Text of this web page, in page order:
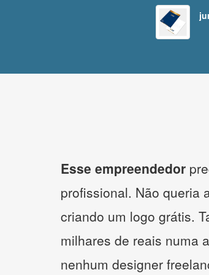
Esse empreendedor
profissional. Não queria
criando um logo grátis.
milhares de reais numa
nenhum designer